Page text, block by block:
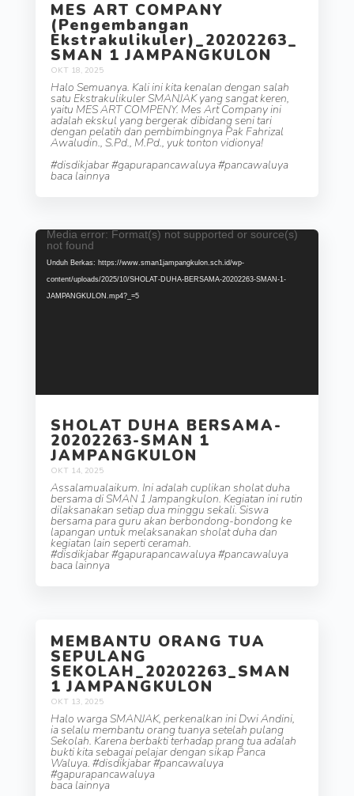
MES ART COMPANY
(Pengembangan
Ekstrakulikuler)_20202263_
SMAN 1 JAMPANGKULON
OKT 18, 2025
Halo Semuanya. Kali ini kita kenalan dengan salah
satu Ekstrakulikuler SMANJAK yang sangat keren,
yaitu MES ART COMPENY. Mes Art Company ini
adalah ekskul yang bergerak dibidang seni tari
dengan pelatih dan pembimbingnya Pak Fahrizal
Awaludin., S.Pd., M.Pd., yuk tonton vidionya!
#disdikjabar #gapurapancawaluya #pancawaluya
baca lainnya
Pemutar
Video
Media error: Format(s) not supported or source(s)
not found
Unduh Berkas: https://www.sman1jampangkulon.sch.id/wp-
content/uploads/2025/10/SHOLAT-DUHA-BERSAMA-20202263-SMAN-1-
JAMPANGKULON.mp4?_=5
SHOLAT DUHA BERSAMA-
20202263-SMAN 1
JAMPANGKULON
OKT 14, 2025
Assalamualaikum. Ini adalah cuplikan sholat duha
bersama di SMAN 1 Jampangkulon. Kegiatan ini rutin
dilaksanakan setiap dua minggu sekali. Siswa
bersama para guru akan berbondong-bondong ke
lapangan untuk melaksanakan sholat duha dan
kegiatan lain seperti ceramah.
#disdikjabar #gapurapancawaluya #pancawaluya
baca lainnya
MEMBANTU ORANG TUA
SEPULANG
SEKOLAH_20202263_SMAN
1 JAMPANGKULON
OKT 13, 2025
Halo warga SMANJAK, perkenalkan ini Dwi Andini,
ia selalu membantu orang tuanya setelah pulang
Sekolah. Karena berbakti terhadap prang tua adalah
bukti kita sebagai pelajar dengan sikap Panca
Waluya. #disdikjabar #pancawaluya
#gapurapancawaluya
baca lainnya